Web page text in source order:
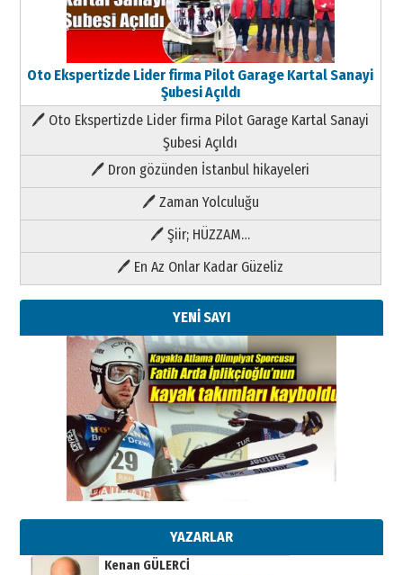
Oto Ekspertizde Lider firma Pilot Garage Kartal Sanayi
Şubesi Açıldı
🖊 Oto Ekspertizde Lider firma Pilot Garage Kartal Sanayi
Şubesi Açıldı
🖊 Dron gözünden İstanbul hikayeleri
🖊 Zaman Yolculuğu
🖊 Şiir; HÜZZAM…
🖊 En Az Onlar Kadar Güzeliz
YENİ SAYI
YAZARLAR
Kenan GÜLERCİ
Metin Külünk: Aileyi Korumak
Geleceği Korumaktır
11 Mayıs 2026 Pazartesi
Kenan GÜLERCİ